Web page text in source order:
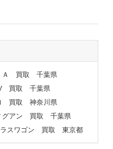
Ａ 買取 千葉県
買取 千葉県
買取 神奈川県
グアン 買取 千葉県
ラスワゴン 買取 東京都